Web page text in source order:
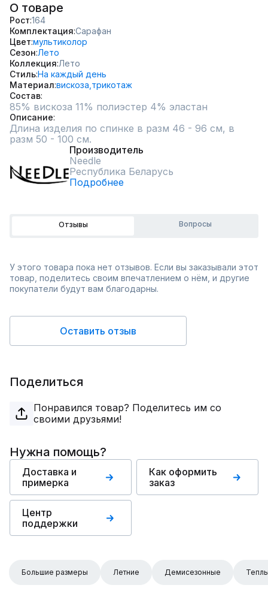
О товаре
Рост 164
Комплектация Сарафан
Цвет мультиколор
Сезон Лето
Коллекция Лето
СтильНа каждый день
Материал вискоза, трикотаж
Состав
85% вискоза 11% полиэстер 4% эластан
Описание
Длина изделия по спинке в разм 46 - 96 см, в
разм 50 - 100 см.
Производитель
Needle
Республика Беларусь
Подробнее
Отзывы Вопросы
У этого товара пока нет отзывов. Если вы заказывали этот
товар, поделитесь своим впечатлением о нём, и другие
покупатели будут вам благодарны.
Оставить отзыв
Поделиться
Понравился товар? Поделитесь им со
своими друзьями!
Нужна помощь?
Доставка и
примерка
Как оформить
заказ
Центр
поддержки
Большие размеры Летние Демисезонные